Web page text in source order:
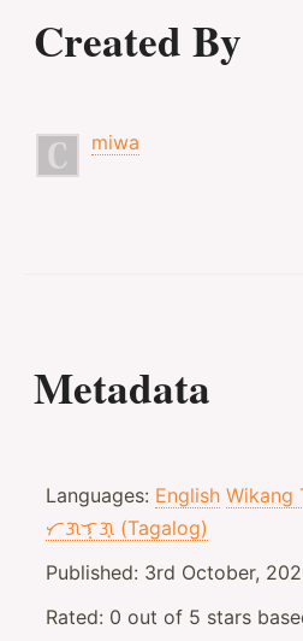
Created By
miwa
Metadata
Languages: English
ᜆᜄᜎᜓᜄ᜔ (Tagalog)
Published: 3rd October,
Rated: 0 out of 5 stars